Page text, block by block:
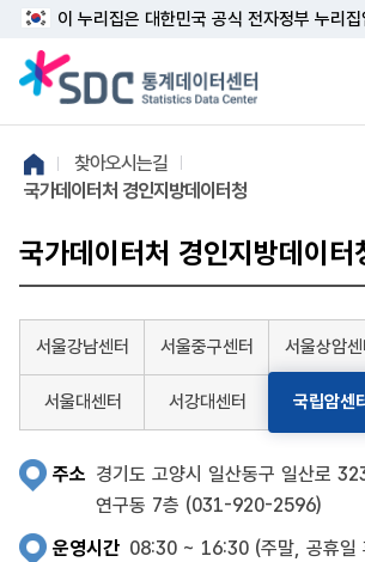
이 누리집은 대한민국 공식 전자정부 누리
찾아오시는길
국가데이터처 경인지방데이터청
국가데이터처 경인지방데이터
서울강남센터 서울중구센터 서울상암센
서울대센터 서강대센터 국립암센
주소 경기도 고양시 일산동구 일산로
연구동 7층 (031-920-2596)
운영시간 08:30 ~ 16:30 (주말, 공휴일